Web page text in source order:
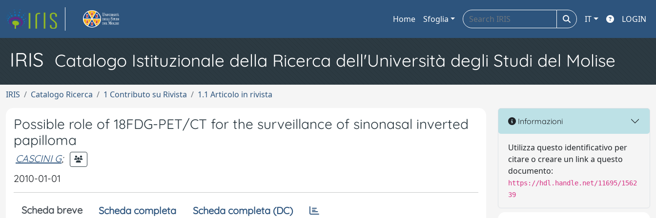
Home Sfoglia IT LOGIN
IRIS Catalogo Istituzionale della Ricerca dell'Università degli Studi del Molise
IRIS Catalogo Ricerca 1 Contributo su Rivista 1.1 Articolo in rivista
Possible role of 18FDG-PET/CT for the surveillance of sinonasal inverted
papilloma
CASCINI G;
2010-01-01
Scheda breve Scheda completa Scheda completa (DC)
Informazioni
Utilizza questo identificativo per
citare o creare un link a questo
documento:
https://hdl.handle.net/11695/1562
39